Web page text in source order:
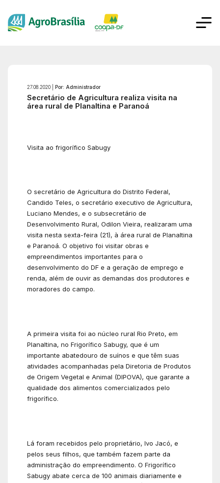
27.08.2020 | Por: Administrador
Secretário de Agricultura realiza visita na
área rural de Planaltina e Paranoá
Visita ao frigorífico Sabugy
O secretário de Agricultura do Distrito Federal,
Candido Teles, o secretário executivo de Agricultura,
Luciano Mendes, e o subsecretário de
Desenvolvimento Rural, Odilon Vieira, realizaram uma
visita nesta sexta-feira (21), à área rural de Planaltina
e Paranoá. O objetivo foi visitar obras e
empreendimentos importantes para o
desenvolvimento do DF e a geração de emprego e
renda, além de ouvir as demandas dos produtores e
moradores do campo.
A primeira visita foi ao núcleo rural Rio Preto, em
Planaltina, no Frigorífico Sabugy, que é um
importante abatedouro de suínos e que têm suas
atividades acompanhadas pela Diretoria de Produtos
de Origem Vegetal e Animal (DIPOVA), que garante a
qualidade dos alimentos comercializados pelo
frigorífico.
Lá foram recebidos pelo proprietário, Ivo Jacó, e
pelos seus filhos, que também fazem parte da
administração do empreendimento. O Frigorífico
Sabugy abate cerca de 100 animais diariamente e